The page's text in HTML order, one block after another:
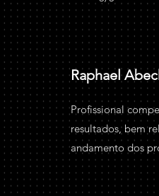
Raphael
Profissional
resultados, bem
andamento dos